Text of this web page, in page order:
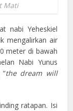
Mati
nabi Yeheskiel
mengalirkan air
meter di bawah
Nabi Yunus
the dream will
ratapan. Isi